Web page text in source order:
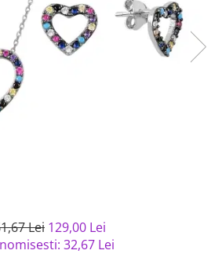
aur
Lei 129,00 Lei
32,67 Lei